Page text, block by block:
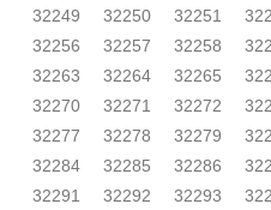
32249
32250 32251
32256
32257 32258
32263
32264 32265
32270
32271 32272
32277
32278 32279
32284
32285 32286
32291
32292 32293